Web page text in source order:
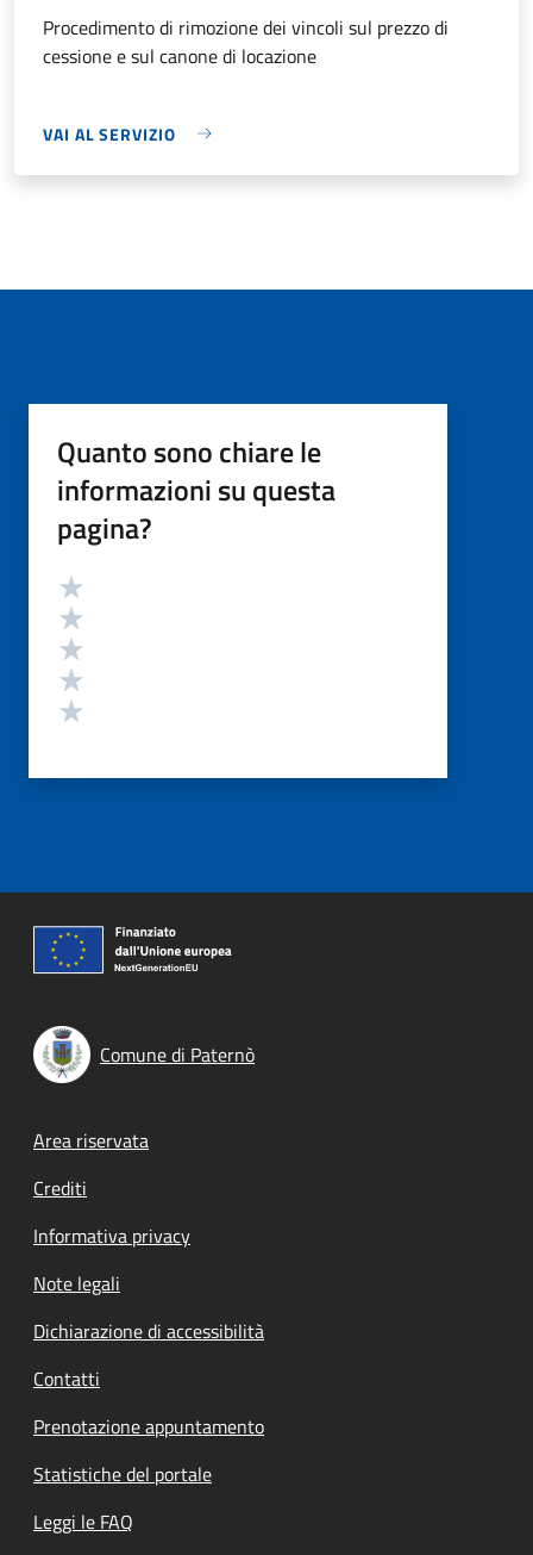
Procedimento di rimozione dei vincoli sul prezzo di
cessione e sul canone di locazione
VAI AL SERVIZIO
Quanto sono chiare le
informazioni su questa
pagina?
Valutazione
Comune di Paternò
Footer menu
Area riservata
Crediti
Informativa privacy
Note legali
Dichiarazione di accessibilità
Contatti
Prenotazione appuntamento
Statistiche del portale
Leggi le FAQ